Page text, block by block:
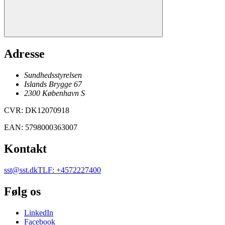
Adresse
Sundhedsstyrelsen
Islands Brygge 67
2300 København S
CVR: DK12070918
EAN: 5798000363007
Kontakt
sst@sst.dkTLF: +4572227400
Følg os
LinkedIn
Facebook